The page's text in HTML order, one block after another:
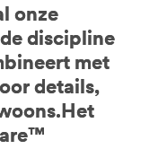
onze
discipline
met
details,